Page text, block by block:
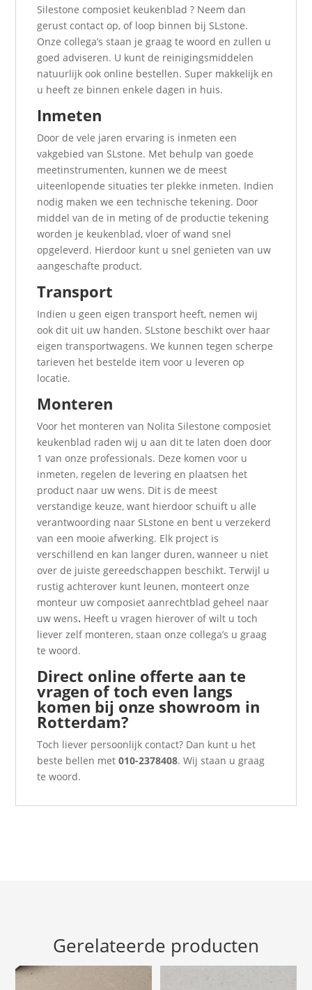
Silestone composiet keukenblad ? Neem dan
gerust contact op, of loop binnen bij SLstone.
Onze collega’s staan je graag te woord en zullen u
goed adviseren. U kunt de reinigingsmiddelen
natuurlijk ook online bestellen. Super makkelijk en
u heeft ze binnen enkele dagen in huis.
Inmeten
Door de vele jaren ervaring is inmeten een
vakgebied van SLstone. Met behulp van goede
meetinstrumenten, kunnen we de meest
uiteenlopende situaties ter plekke inmeten. Indien
nodig maken we een technische tekening. Door
middel van de in meting of de productie tekening
worden je keukenblad, vloer of wand snel
opgeleverd. Hierdoor kunt u snel genieten van uw
aangeschafte product.
Transport
Indien u geen eigen transport heeft, nemen wij
ook dit uit uw handen. SLstone beschikt over haar
eigen transportwagens. We kunnen tegen scherpe
tarieven het bestelde item voor u leveren op
locatie.
Monteren
Voor het monteren van Nolita Silestone composiet
keukenblad raden wij u aan dit te laten doen door
1 van onze professionals. Deze komen voor u
inmeten, regelen de levering en plaatsen het
product naar uw wens. Dit is de meest
verstandige keuze, want hierdoor schuift u alle
verantwoording naar SLstone en bent u verzekerd
van een mooie afwerking. Elk project is
verschillend en kan langer duren, wanneer u niet
over de juiste gereedschappen beschikt. Terwijl u
rustig achterover kunt leunen, monteert onze
monteur uw composiet aanrechtblad geheel naar
uw wens. Heeft u vragen hierover of wilt u toch
liever zelf monteren, staan onze collega’s u graag
te woord.
Direct online offerte aan te
vragen of toch even langs
komen bij onze showroom in
Rotterdam?
Toch liever persoonlijk contact? Dan kunt u het
beste bellen met010-2378408. Wij staan u graag
te woord.
Gerelateerde producten